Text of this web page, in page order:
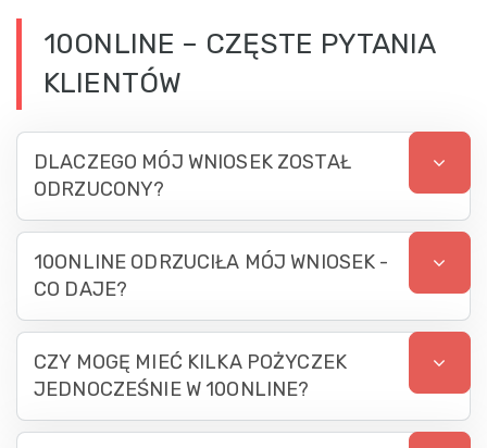
10ONLINE – CZĘSTE PYTANIA
KLIENTÓW
DLACZEGO MÓJ WNIOSEK ZOSTAŁ
ODRZUCONY?
10ONLINE ODRZUCIŁA MÓJ WNIOSEK -
CO DAJE?
CZY MOGĘ MIEĆ KILKA POŻYCZEK
JEDNOCZEŚNIE W 10ONLINE?